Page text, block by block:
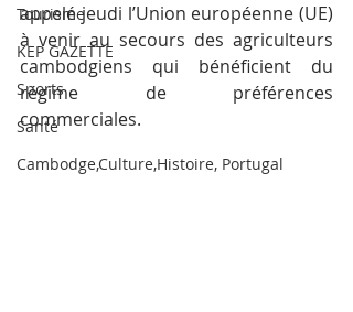
Tourisme
KEP GAZETTE
Sports
Santé
Cambodge,Culture,Histoire, Portugal
appelé jeudi l’Union européenne (UE)
à venir au secours des agriculteurs
cambodgiens qui bénéficient du
régime de préférences
commerciales.